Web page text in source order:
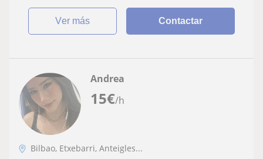
ver más Contactar
15€/h
Andrea
Bilbao, Etxebarri, Anteigles...